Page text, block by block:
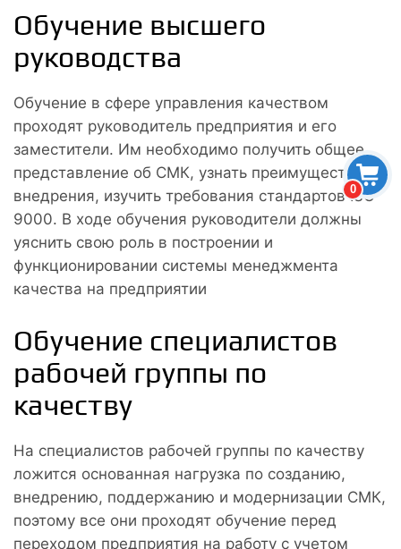
0
Обучение высшего
руководства
Обучение в сфере управления качеством
проходят руководитель предприятия и его
заместители. Им необходимо получить общее
представление об СМК, узнать преимущества ее
внедрения, изучить требования стандартов ISO
9000. В ходе обучения руководители должны
уяснить свою роль в построении и
функционировании системы менеджмента
качества на предприятии
Обучение специалистов
рабочей группы по
качеству
На специалистов рабочей группы по качеству
ложится основанная нагрузка по созданию,
внедрению, поддержанию и модернизации СМК,
поэтому все они проходят обучение перед
переходом предприятия на работу с учетом